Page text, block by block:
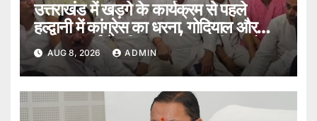
उत्तराखंड में खड़गे के कार्यक्रम से पहले
हल्द्वानी में कांग्रेस का धरना, गोदियाल और
यशपाल आर्य ने पुलिस पर लगाए गंभीर आरोप।
AUG 8, 2026 ADMIN